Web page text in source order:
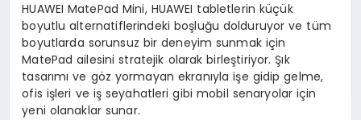
HUAWEI MatePad Mini, HUAWEI tabletlerin küçük
boyutlu alternatiflerindeki boşluğu dolduruyor ve tüm
boyutlarda sorunsuz bir deneyim sunmak için
MatePad ailesini stratejik olarak birleştiriyor. Şık
tasarımı ve göz yormayan ekranıyla işe gidip gelme,
ofis işleri ve iş seyahatleri gibi mobil senaryolar için
yeni olanaklar sunar.